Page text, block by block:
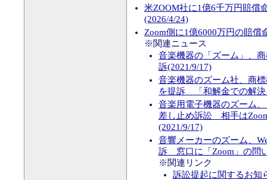
米ZOOM社に1億6千万円賠
(2026/4/24)
Zoom側に1億6000万円の賠
※関連ニュース
音楽機器の「ズーム」、
訴(2021/9/17)
音楽機器のズーム社、商
を提訴 「和解金での解決
音楽用電子機器のズーム
差し止め訴訟 相手は
(2021/9/17)
音響メーカーのズーム、
訴 窓口に「Zoom」の問
※関連リンク
訴訟提起に関するお知